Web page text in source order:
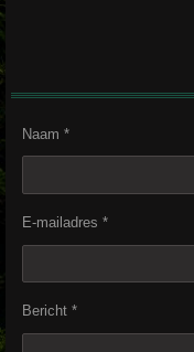
Naam *
E-mailadres *
Bericht *